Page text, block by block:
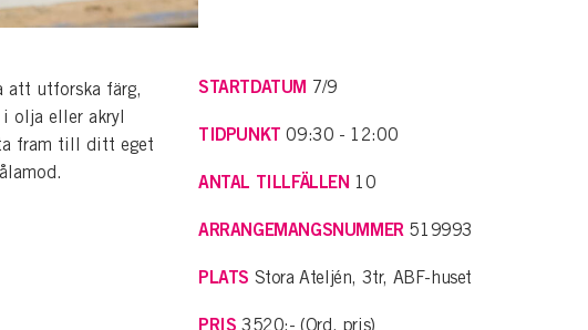
att utforska färg,
olja eller akryl
fram till ditt eget
STARTDATUM 7/9
TIDPUNKT 09:30 - 12:00
ANTAL TILLFÄLLEN 10
ARRANGEMANGSNUMMER519993
PLATS Stora Ateljén, 3tr, ABF-huset
PRIS 3520:- (Ord. pris)